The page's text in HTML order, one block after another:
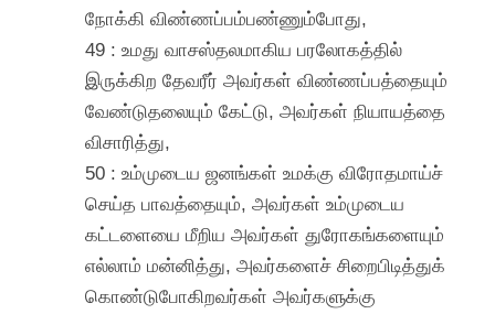
நோக்கி விண்ணப்பம்பண்ணும்போது,
49 : உமது வாசஸ்தலமாகிய பரலோகத்தில்
இருக்கிற தேவரீர் அவர்கள் விண்ணப்பத்தையும்
வேண்டுதலையும் கேட்டு, அவர்கள் நியாயத்தை
விசாரித்து,
50 : உம்முடைய ஜனங்கள் உமக்கு விரோதமாய்ச்
செய்த பாவத்தையும், அவர்கள் உம்முடைய
கட்டளையை மீறிய அவர்கள் துரோகங்களையும்
எல்லாம் மன்னித்து, அவர்களைச் சிறைபிடித்துக்
கொண்டுபோகிறவர்கள் அவர்களுக்கு